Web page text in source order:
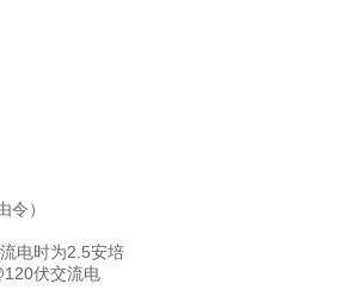
）
电时为2.5安培
伏交流电